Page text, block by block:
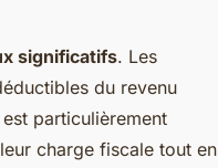
significatifs. Les
du revenu
particulièrement
charge fiscale tout en